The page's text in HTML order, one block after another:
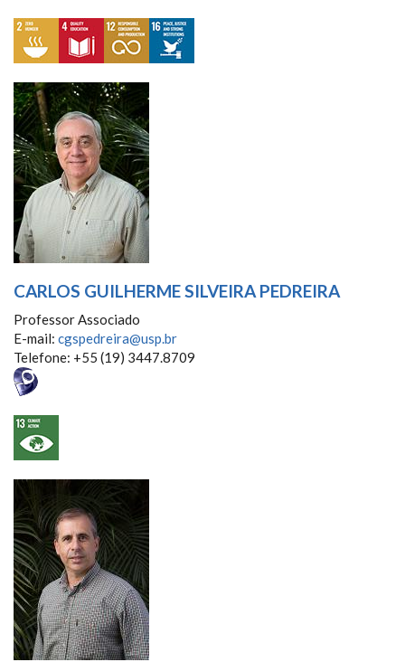
CARLOS GUILHERME SILVEIRA PEDREIRA
Professor Associado
E-mail: cgspedreira@usp.br
Telefone: +55 (19) 3447.8709